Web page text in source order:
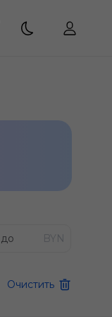
BYN
Очистить